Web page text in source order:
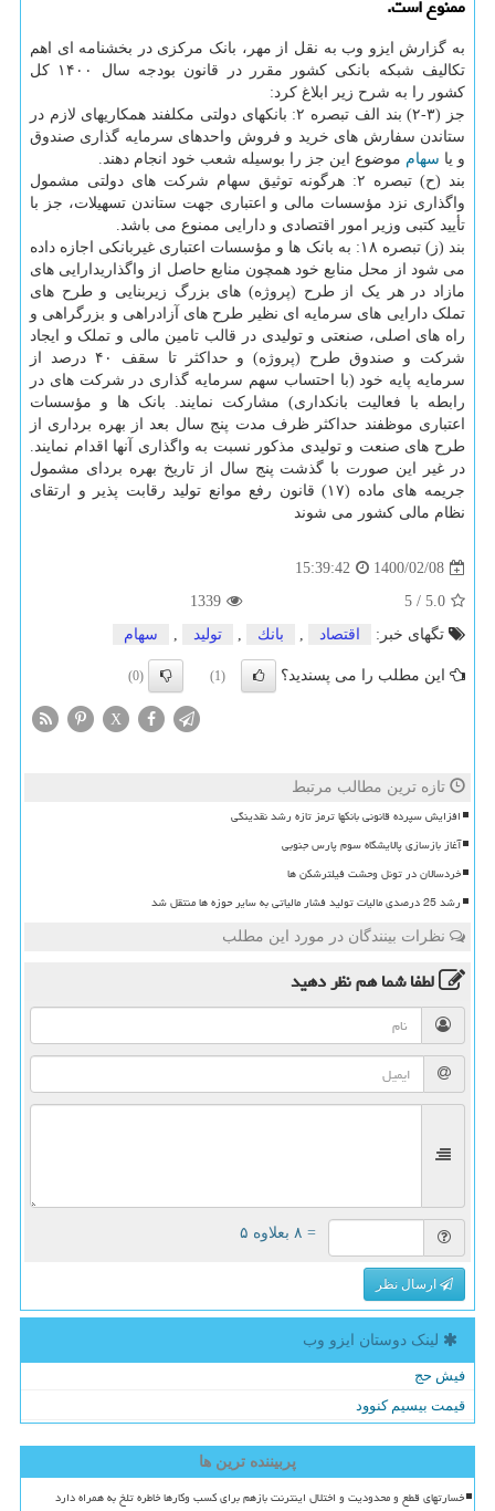
ممنوع است.
به گزارش ایزو وب به نقل از مهر، بانک مرکزی در بخشنامه ای اهم
تکالیف شبکه بانکی کشور مقرر در قانون بودجه سال ۱۴۰۰ کل
کشور را به شرح زیر ابلاغ کرد:
جز (۳-۲) بند الف تبصره ۲: بانکهای دولتی مکلفند همکاریهای لازم در
ستاندن سفارش های خرید و فروش واحدهای سرمایه گذاری صندوق
سهامموضوع این جز را بوسیله شعب خود انجام دهند.
بند (ح) تبصره ۲: هرگونه توثیق سهام شرکت های دولتی مشمول
واگذاری نزد مؤسسات مالی و اعتباری جهت ستاندن تسهیلات، جز با
تأیید کتبی وزیر امور اقتصادی و دارایی ممنوع می باشد.
بند (ز) تبصره ۱۸: به بانک ها و مؤسسات اعتباری غیربانکی اجازه داده
می شود از محل منابع خود همچون منابع حاصل از واگذاریدارایی های
مازاد در هر یک از طرح (پروژه) های بزرگ زیربنایی و طرح های
تملک دارایی های سرمایه ای نظیر طرح های آزادراهی و بزرگراهی و
راه های اصلی، صنعتی و تولیدی در قالب تامین مالی و تملک و ایجاد
شرکت و صندوق طرح (پروژه) و حداکثر تا سقف ۴۰ درصد از
سرمایه پایه خود (با احتساب سهم سرمایه گذاری در شرکت های در
رابطه با فعالیت بانکداری) مشارکت نمایند. بانک ها و مؤسسات
اعتباری موظفند حداکثر ظرف مدت پنج سال بعد از بهره برداری از
طرح های صنعت و تولیدی مذکور نسبت به واگذاری آنها اقدام نمایند.
در غیر این صورت با گذشت پنج سال از تاریخ بهره بردای مشمول
جریمه های ماده (۱۷) قانون رفع موانع تولید رقابت پذیر و ارتقای
نظام مالی کشور می شوند
1400/02/08
15:39:42
5.0
/
5
1339
تگهای خبر:
اقتصاد , بانك , تولید , سهام
این مطلب را می پسندید؟ (0)
X
تازه ترین مطالب مرتبط
افزایش سپرده قانونی بانکها ترمز تازه رشد نقدینگی
آغاز بازسازی پالایشگاه سوم پارس جنوبی
خردسالان در تونل وحشت فیلترشکن ها
رشد 25 درصدی مالیات تولید فشار مالیاتی به سایر حوزه ها منتقل شد
نظرات بینندگان در مورد این مطلب
لطفا شما همنظر دهید
ارسال نظر
لینک دوستان ایزو وب
فیش حج
قیمت بیسیم کنوود
پربیننده ترین ها
خسارتهای قطع و محدودیت و اختلال اینترنت بازهم برای کسب وکارها خاطره تلخ به همراه دارد